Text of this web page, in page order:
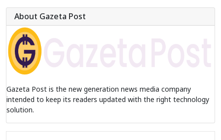
About Gazeta Post
Gazeta Post is the new generation news media company
intended to keep its readers updated with the right technology
solution.